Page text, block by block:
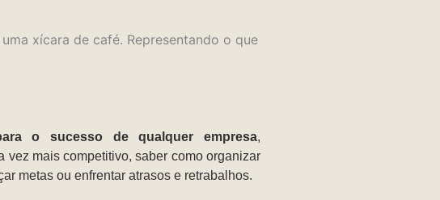
o sucesso de qualquer empresa,
vez mais competitivo, saber como organizar
metas ou enfrentar atrasos e retrabalhos.